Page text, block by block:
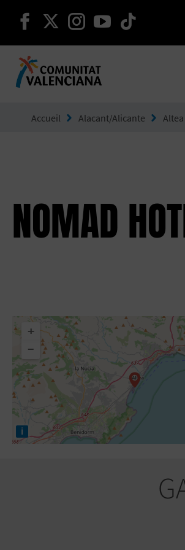
continuer sur
continuer sur
continuer sur
continuer
Accueil Alacant/Alicante Altea
NOMAD
+
−
i